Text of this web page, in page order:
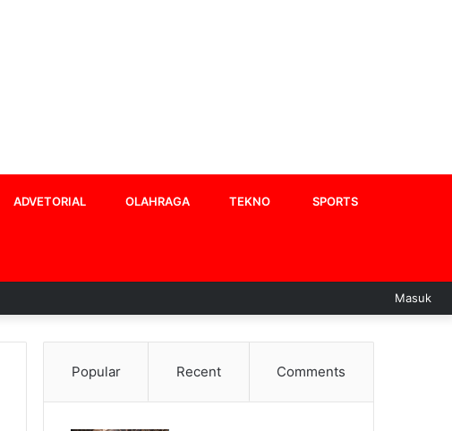
ADVETORIAL OLAHRAGA TEKNO SPORTS
Masuk
Popular Recent Comments